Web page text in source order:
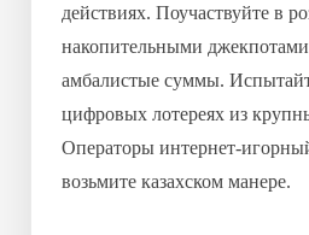
действиях. Поучаствуйте в
накопительными
амбалистые суммы.
цифровых лотереях из
Операторы интернет-
возьмите казахском манере.